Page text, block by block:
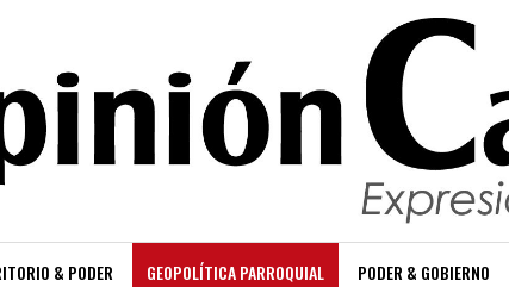
& PODER GEOPOLÍTICA PARROQUIAL PODER & GOBIERNO